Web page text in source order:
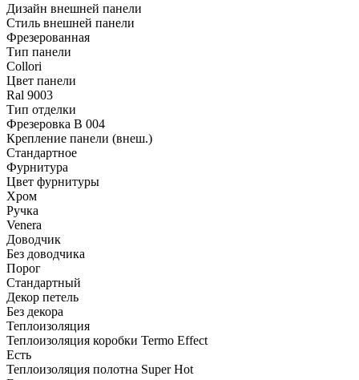
Дизайн внешней панели
Стиль внешней панели
Фрезерованная
Тип панели
Collori
Цвет панели
Ral 9003
Тип отделки
Фрезеровка B 004
Крепление панели (внеш.)
Стандартное
Фурнитура
Цвет фурнитуры
Хром
Ручка
Venera
Доводчик
Без доводчика
Порог
Стандартный
Декор петель
Без декора
Теплоизоляция
Теплоизоляция коробки Termo Effect
Есть
Теплоизоляция полотна Super Нot